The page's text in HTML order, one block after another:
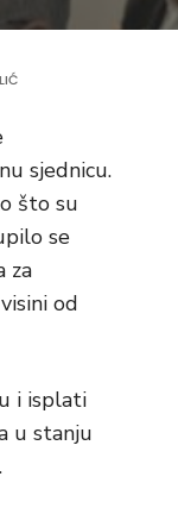
sjednicu.
što su
se
za
od
i isplati
u stanju